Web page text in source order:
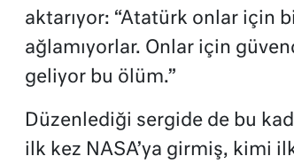
aktarıyor: “Atatürk onlar için
ağlamıyorlar. Onlar için
geliyor bu ölüm.”
Düzenlediği sergide de bu
ilk kez NASA’ya girmiş, kimi